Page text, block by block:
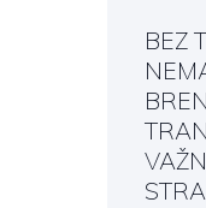
O NAMA
BLOG
KONTAKT
HRVATSKI
BEZ